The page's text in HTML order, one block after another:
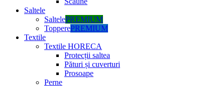
Saltele
SaltelePREMIUM
TopperePREMIUM
Textile
Textile HORECA
Protecții saltea
Pături și cuverturi
Prosoape
Perne